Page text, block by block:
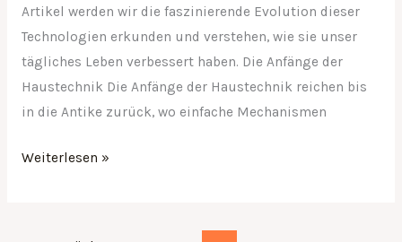
Artikel werden wir die faszinierende Evolution dieser
Technologien erkunden und verstehen, wie sie unser
tägliches Leben verbessert haben. Die Anfänge der
Haustechnik Die Anfänge der Haustechnik reichen bis
in die Antike zurück, wo einfache Mechanismen
Weiterlesen »